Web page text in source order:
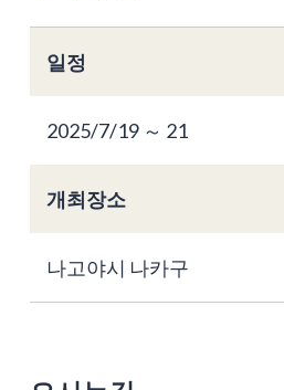
일정
2025/7/19 ～ 21
개최장소
나고야시 나카구